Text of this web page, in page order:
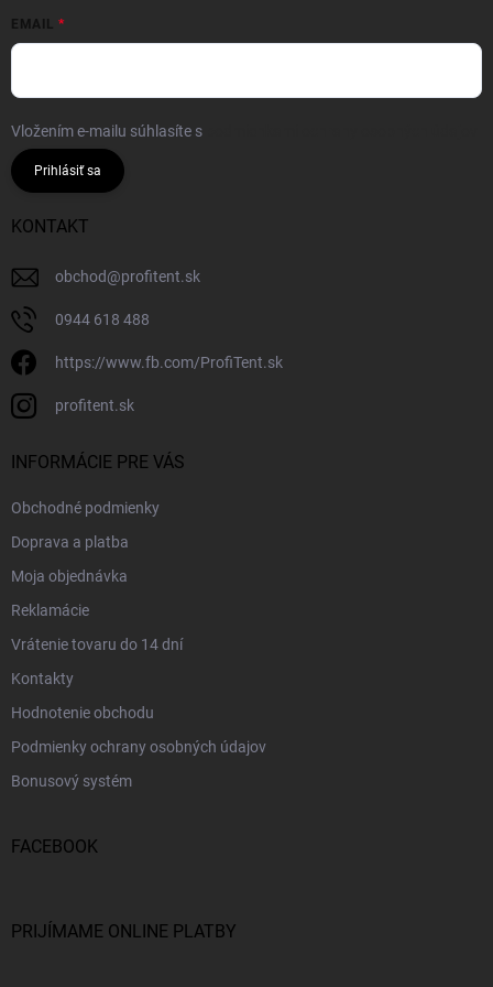
EMAIL
Vložením e-mailu súhlasíte s
Prihlásiť sa
KONTAKT
obchod@profitent.sk
0944 618 488
https://www.fb.com/ProfiTent.sk
profitent.sk
INFORMÁCIE PRE VÁS
Obchodné podmienky
Doprava a platba
Moja objednávka
Reklamácie
Vrátenie tovaru do 14 dní
Kontakty
Hodnotenie obchodu
Podmienky ochrany osobných údajov
Bonusový systém
FACEBOOK
PRIJÍMAME ONLINE PLATBY